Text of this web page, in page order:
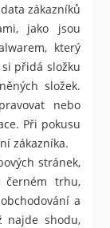
zákazníků
jako jsou
který
přidá složku
složek.
nebo
Při pokusu
zákazníka.
stránek,
trhu,
a
najde shodu,